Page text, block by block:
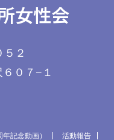
女性会
５２
０７−１
記念動画） 活動報告